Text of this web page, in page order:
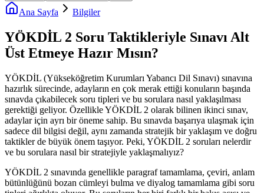
Ana Sayfa Bilgiler
YÖKDİL 2 Soru Taktikleriyle Sınavı Alt
Üst Etmeye Hazır Mısın?
YÖKDİL (Yükseköğretim Kurumları Yabancı Dil Sınavı) sınavına
hazırlık sürecinde, adayların en çok merak ettiği konuların başında
sınavda çıkabilecek soru tipleri ve bu sorulara nasıl yaklaşılması
gerektiği geliyor. Özellikle YÖKDİL 2 olarak bilinen ikinci sınav,
adaylar için ayrı bir öneme sahip. Bu sınavda başarıya ulaşmak için
sadece dil bilgisi değil, aynı zamanda stratejik bir yaklaşım ve doğru
taktikler de büyük önem taşıyor. Peki, YÖKDİL 2 soruları nelerdir
ve bu sorulara nasıl bir stratejiyle yaklaşmalıyız?
YÖKDİL 2 sınavında genellikle paragraf tamamlama, çeviri, anlam
bütünlüğünü bozan cümleyi bulma ve diyalog tamamlama gibi soru